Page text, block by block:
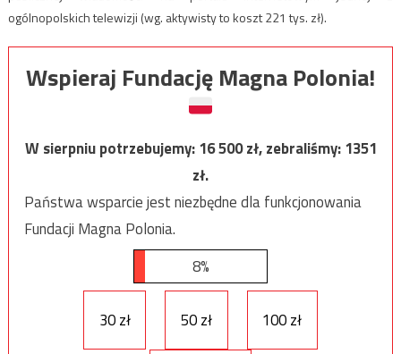
ogólnopolskich telewizji (wg. aktywisty to koszt 221 tys. zł).
Wspieraj Fundację Magna Polonia!
W sierpniu potrzebujemy:16 500zł, zebraliśmy:1351
zł.
Państwa wsparcie jest niezbędne dla funkcjonowania
Fundacji Magna Polonia.
8%
30 zł 50 zł 100 zł